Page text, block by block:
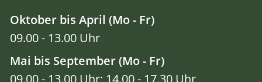
Oktober bis April (Mo - Fr)
09.00 - 13.00 Uhr
Mai bis September (Mo - Fr)